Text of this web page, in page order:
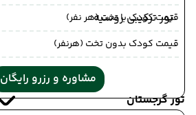
تور ترکیبی روسیه
تور گرجستان
قیمت کودک با تخت (هر نفر)
قیمت کودک بدون تخت (هرنفر)
مشاوره و رزرو رایگان